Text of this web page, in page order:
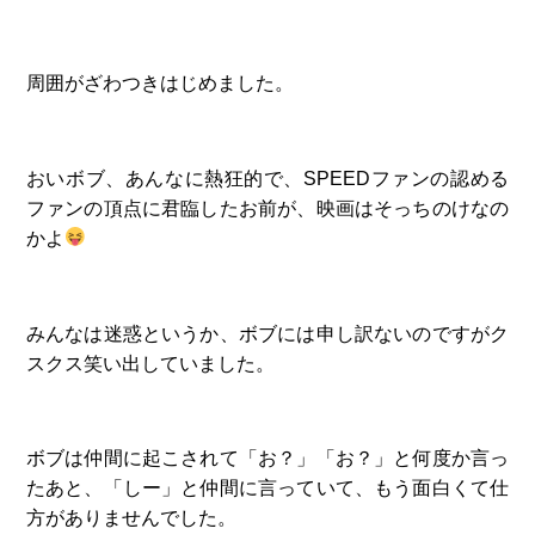
周囲がざわつきはじめました。
おいボブ、あんなに熱狂的で、SPEEDファンの認める
ファンの頂点に君臨したお前が、映画はそっちのけなの
かよ
みんなは迷惑というか、ボブには申し訳ないのですがク
スクス笑い出していました。
ボブは仲間に起こされて「お？」「お？」と何度か言っ
たあと、「しー」と仲間に言っていて、もう面白くて仕
方がありませんでした。